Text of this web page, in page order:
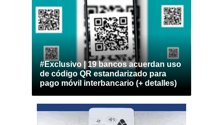
#Exclusivo | 19 bancos acuerdan uso
de código QR estandarizado para
pago móvil interbancario (+ detalles)